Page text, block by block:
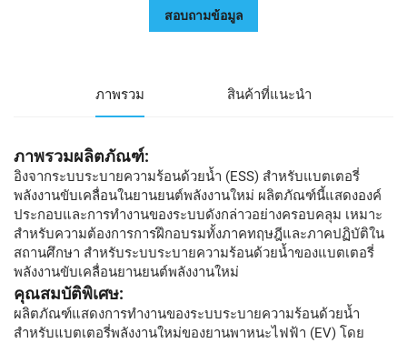
สอบถามข้อมูล
ภาพรวม สินค้าที่แนะนำ
ภาพรวมผลิตภัณฑ์:
อิงจากระบบระบายความร้อนด้วยน้ำ (ESS) สำหรับแบตเตอรี่
พลังงานขับเคลื่อนในยานยนต์พลังงานใหม่ ผลิตภัณฑ์นี้แสดงองค์
ประกอบและการทำงานของระบบดังกล่าวอย่างครอบคลุม เหมาะ
สำหรับความต้องการการฝึกอบรมทั้งภาคทฤษฎีและภาคปฏิบัติใน
สถานศึกษา สำหรับระบบระบายความร้อนด้วยน้ำของแบตเตอรี่
พลังงานขับเคลื่อนยานยนต์พลังงานใหม่
คุณสมบัติพิเศษ:
ผลิตภัณฑ์แสดงการทำงานของระบบระบายความร้อนด้วยน้ำ
สำหรับแบตเตอรี่พลังงานใหม่ของยานพาหนะไฟฟ้า (EV) โดย